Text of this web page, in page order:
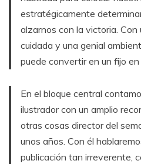
estratégicamente
alzarnos con la victoria. Con
cuidada y una genial
puede convertir en un fijo
En el bloque central
ilustrador con un amplio
otras cosas director del
unos años. Con él
publicación tan irreverente,